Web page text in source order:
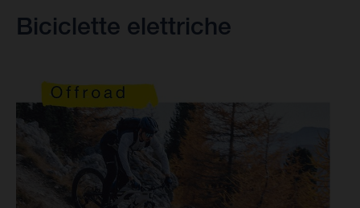
Biciclette elettriche